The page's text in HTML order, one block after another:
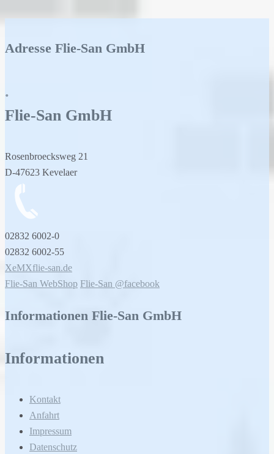
Adresse Flie-San GmbH
.
Flie-San GmbH
Rosenbroecksweg 21
D-47623 Kevelaer
02832 6002-0
02832 6002-55
XeMXflie-san.de
Flie-San WebShop Flie-San @facebook
Informationen Flie-San GmbH
Informationen
Kontakt
Anfahrt
Impressum
Datenschutz